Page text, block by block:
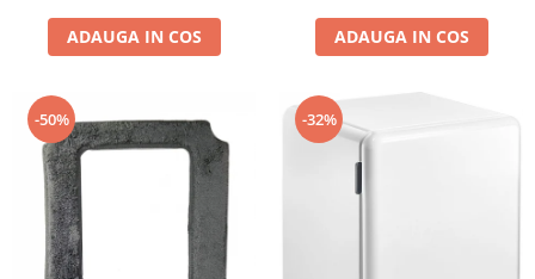
cm, Gri antracit texturat
ADAUGA IN COS ADAUGA IN COS
-50% -32%